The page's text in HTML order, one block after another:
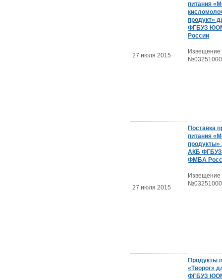
27 июля 2015
питания
продукт»
ФГБУЗ
России
Извещение
27 июля 2015
Поставка
питания
АКБ
ФМБА
Извещение
Продукты
«Творог»
ФГБУЗ